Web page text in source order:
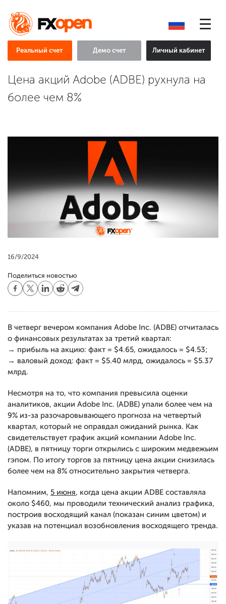
Реальный счет Демо счет Личный кабинет
Цена акций Adobe (ADBE) рухнула на
более чем 8%
16/9/2024
Поделиться новостью
В четверг вечером компания Adobe Inc. (ADBE) отчиталась
о финансовых результатах за третий квартал:
→ прибыль на акцию: факт = $4.65, ожидалось = $4.53;
→ валовый доход: факт = $5.40 млрд, ожидалось = $5.37
млрд.
Несмотря на то, что компания превысила оценки
аналитиков, акции Adobe Inc. (ADBE) упали более чем на
9% из-за разочаровывающего прогноза на четвертый
квартал, который не оправдал ожиданий рынка. Как
свидетельствует график акций компании Adobe Inc.
(ADBE), в пятницу торги открылись с широким медвежьим
гэпом. По итогу торгов за пятницу цена акции снизилась
более чем на 8% относительно закрытия четверга.
Напомним, 5 июня, когда цена акции ADBE составляла
около $460, мы проводили технический анализ графика,
построив восходящий канал (показан синим цветом) и
указав на потенциал возобновления восходящего тренда.